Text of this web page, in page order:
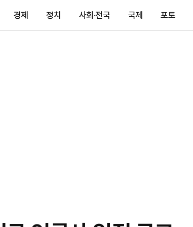
경제 정치 사회·전국 국제 포토